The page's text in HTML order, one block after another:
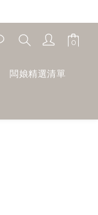
闆娘精選清單